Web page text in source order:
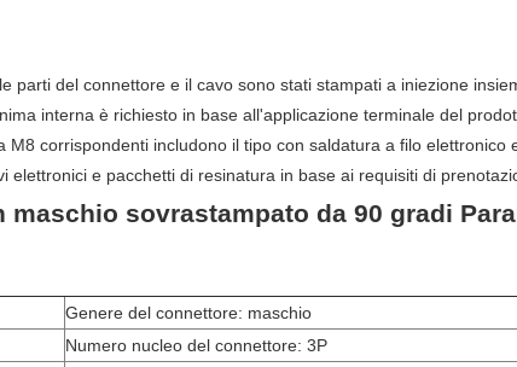
parti del connettore e il cavo sono stati stampati a iniezione
interna è richiesto in base all'applicazione terminale del
corrispondenti includono il tipo con saldatura a filo elettronico
e pacchetti di resinatura in base ai requisiti di
maschio sovrastampato da 90 gradi
Genere del connettore: maschio
Numero nucleo del connettore: 3P